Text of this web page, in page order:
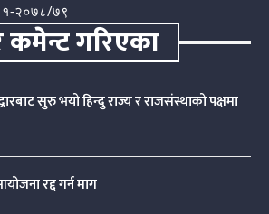
२०७८/७९
कमेन्ट गरिएका
सुरु भयो हिन्दु राज्य र राजसंस्थाको पक्षमा
रद्द गर्न माग